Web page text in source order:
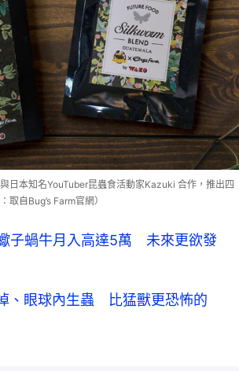
日本知名YouTuber昆蟲食活動家Kazuki 合作，推出四
取自Bug’s Farm官網）
子蝸牛月入高達5萬 未來更欲發
、眼球內生蟲 比猛獸更恐怖的